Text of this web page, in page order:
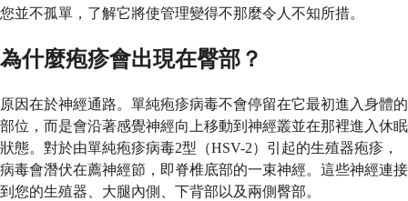
您並不孤單，了解它將使管理變得不那麼令人不知所措。
為什麼疱疹會出現在臀部？
原因在於神經通路。單純疱疹病毒不會停留在它最初進入身體的
部位，而是會沿著感覺神經向上移動到神經叢並在那裡進入休眠
狀態。對於由單純疱疹病毒2型（HSV-2）引起的生殖器疱疹，
病毒會潛伏在薦神經節，即脊椎底部的一束神經。這些神經連接
到您的生殖器、大腿內側、下背部以及兩側臀部。